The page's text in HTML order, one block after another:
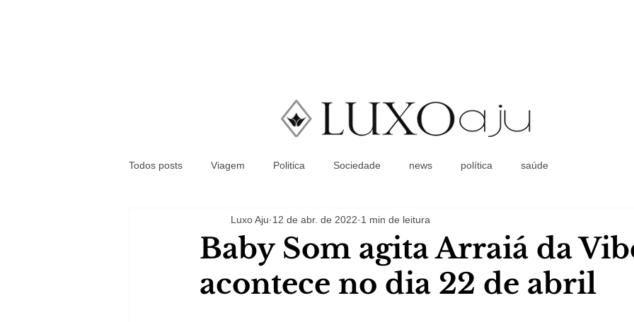
Coluna Social
Todos posts Viagem Politica Sociedade news política saúde
Baby Som agita Arraiá da
acontece no dia 22 de abril
Luxo Aju 12 de abr. de 2022 1 min de leitura